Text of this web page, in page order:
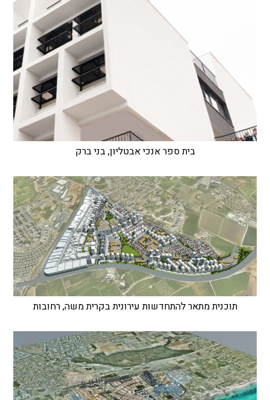
בית ספר אנכי אבטליון, בני ברק
תוכנית מתאר להתחדשות עירונית בקרית משה, רחובות